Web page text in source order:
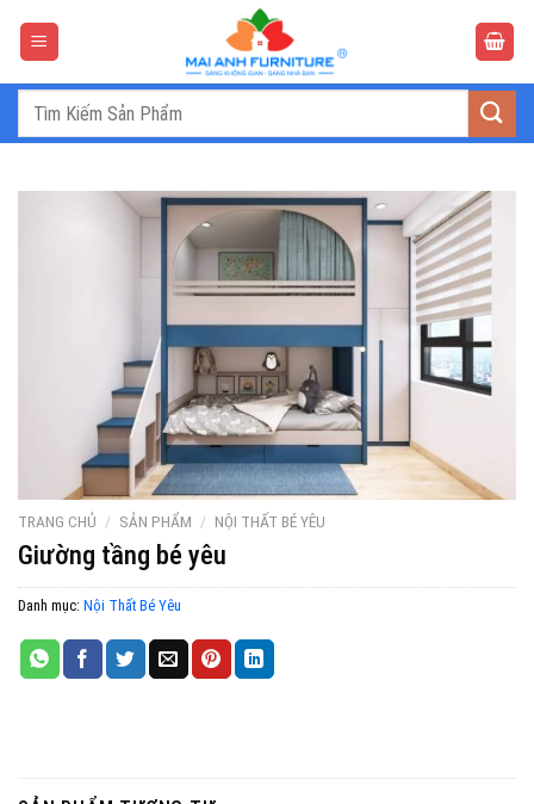
Tìm
TRANG CHỦ / SẢN PHẨM / NỘI THẤT BÉ YÊU
Giường tầng bé yêu
Danh mục: Nội Thất Bé Yêu